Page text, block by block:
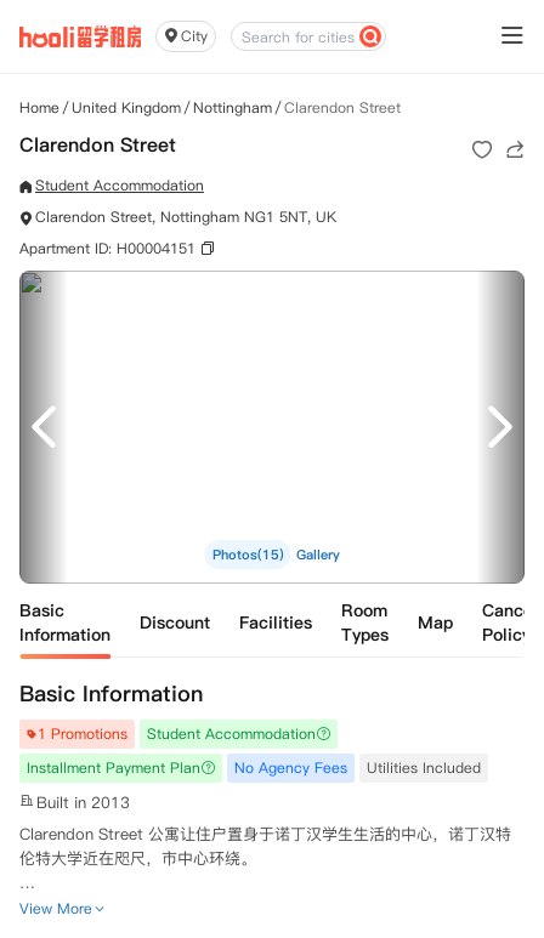
City
Home/United Kingdom/Nottingham/Clarendon Street
Clarendon Street
Student Accommodation
Clarendon Street, Nottingham NG1 5NT, UK
Apartment ID: H00004151
Photos(15) Gallery
Basic
Information
Discount Facilities
Room
Types
Map
Policy
Basic Information
1 Promotions
Student Accommodation
Installment Payment Plan
No Agency Fees Utilities Included
Built in 2013
Clarendon Street 公寓让住户置身于诺丁汉学生生活的中心，诺丁汉特
伦特大学近在咫尺，市中心环绕。
这里提供简单便捷的单间公寓生活，提供多种私人单间公寓，让住户拥有
View More